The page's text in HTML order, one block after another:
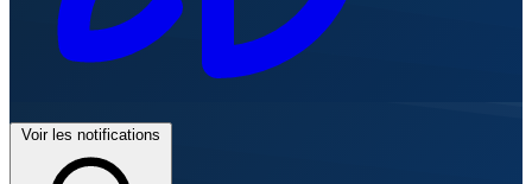
Voir les notifications